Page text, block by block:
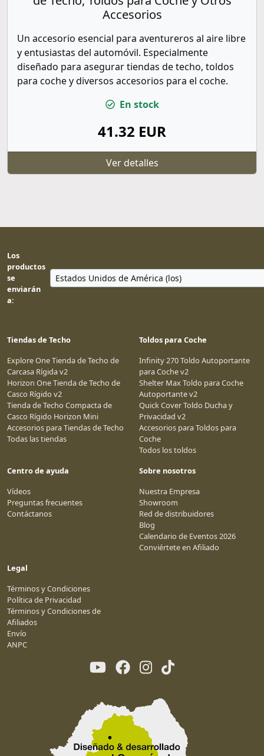
Accesorios
Un accesorio esencial para aventureros al aire libre
y entusiastas del automóvil. Especialmente
diseñado para asegurar tiendas de techo, toldos
para coche y diversos accesorios para el coche.
En stock
41.32 EUR
Ver detalles
Los
productos
se
enviarán
a:
Tiendas de Techo
Explore One Tienda de Techo de
Carcasa Rígida v2
Horizon One Tienda de Techo de
Casco Rígido v2
Tienda de Techo Compacta de
Casco Rígido Horizon Mini
Accesorios para Tiendas de Techo
Todas las tiendas
Toldos para Coche
Infinity 270 Toldo Autoportante
para Coche v2
Shelter Max Toldo para Coche
Autoportante v2
Quick Cover Toldo Ducha y
Privacidad v2
Accesorios para Toldos para
Coche
Todos los toldos
Centro de ayuda
Vídeos
Preguntas frecuentes
Contáctanos
Sobre nosotros
Nuestra Empresa
Showroom
Red de distribuidores
Blog
Calendario de Eventos 2026
Conviértete en Afiliado
Legal
Términos y Condiciones
Política de Privacidad
Términos y Condiciones de
Afiliados
Envío
ANPC